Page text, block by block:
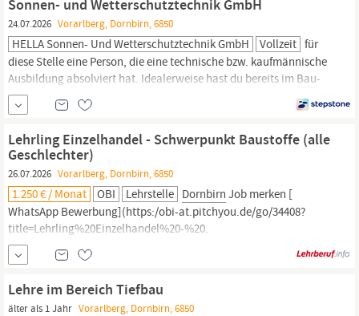
Sonnen- und Wetterschutztechnik GmbH
24.07.2026 Vorarlberg, Dornbirn, 6850
HELLA Sonnen- Und Wetterschutztechnik GmbH Vollzeit für
diese Stelle eine Person, die eine technische bzw. kaufmännische
Ausbildung absolviert hat. Idealerweise hast du bereits im Bau-
bzw. Baunebengewerbe gearbeitet und bringst erste Erfahrung
aus dem Vertriebsbereich mit. Mit deinem professionellen
Lehrling Einzelhandel - Schwerpunkt Baustoffe (alle
Geschlechter)
26.07.2026 Vorarlberg, Dornbirn, 6850
1.250 € / Monat OBI Lehrstelle Dornbirn Job merken [
WhatsApp Bewerbung](https:/obi-at.pitchyou.de/go/34408?
title=Lehrling%20Einzelhandel%20-%20.
(alle%20Geschlechter)&applicationApplyApiURL=
https:/job.obi.com34408/applyApi&lang=de WhatsApp
6850DornbirnBaudir deine Zukunft...
Lehre im Bereich Tiefbau
älter als 1 Jahr Vorarlberg, Dornbirn, 6850